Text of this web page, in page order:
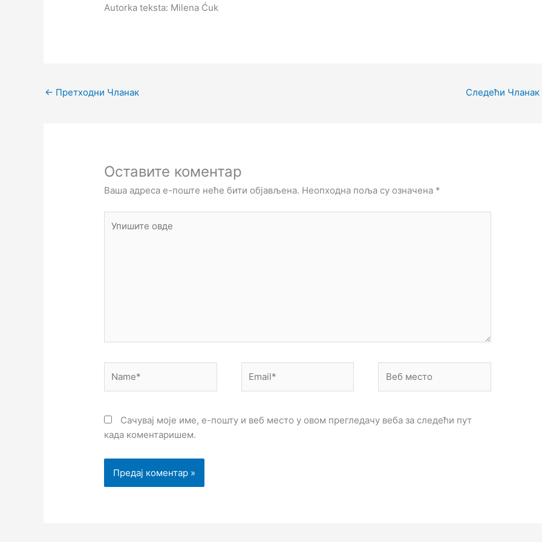
Autorka teksta: Milena Ćuk
← Претходни Чланак Следећи Чланак
Оставите коментар
Ваша адреса е-поште неће бити објављена. Неопходна поља су означена *
овде
место
Сачувај моје име, е-пошту и веб место у овом прегледачу веба за следећи пут
када коментаришем.